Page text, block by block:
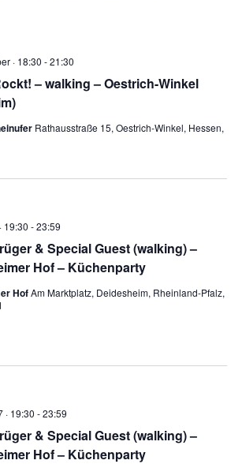
– walking – Oestrich-Winkel
· 18:30 -21:30
Rathausstraße 15, Oestrich-Winkel, Hessen,
& Special Guest (walking) –
Hof – Küchenparty
19:30 -23:59
HofAm Marktplatz, Deidesheim, Rheinland-Pfalz,
& Special Guest (walking) –
Hof – Küchenparty
· 19:30 -23:59